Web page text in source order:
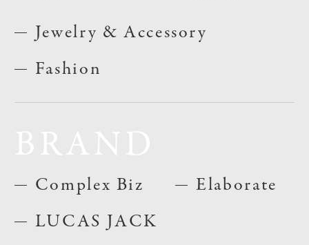
Jewelry & Accessory
Fashion
Complex Biz
LUCAS JACK
Elaborate